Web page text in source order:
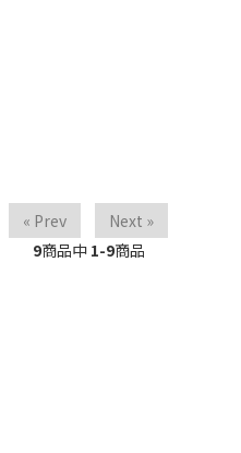
« Prev
Next »
9商品中 1-9商品